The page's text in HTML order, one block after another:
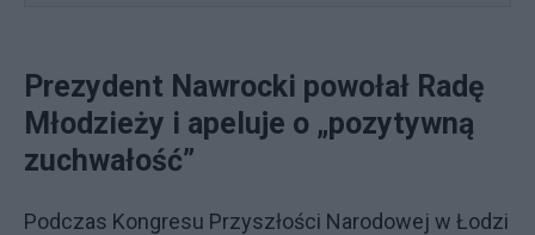
Prezydent Nawrocki powołał Radę
Młodzieży i apeluje o „pozytywną
zuchwałość”
Podczas Kongresu Przyszłości Narodowej w Łodzi